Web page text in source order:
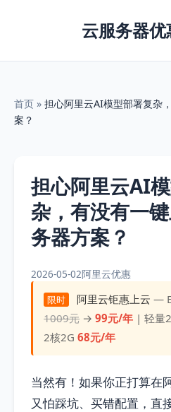
云服务器
首页 » 担心阿里云AI模型部署复杂
案？
担心阿里云AI
杂，有没有一
务器方案？
2026-05-02阿里云优惠
限时 阿里云钜惠上云 —
1009元 →99元/年 | 轻量
2核2G68元/年
当然有！如果你正打算在
又怕踩坑、买错配置，直